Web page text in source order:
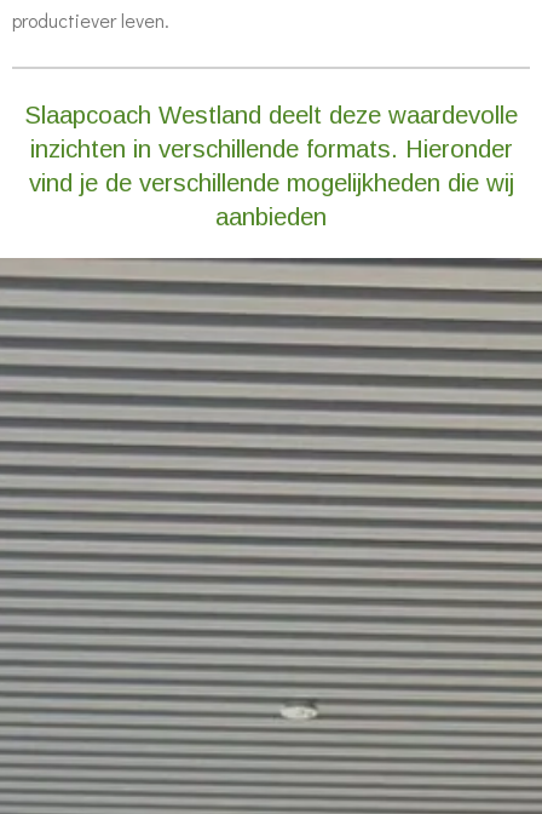
productiever leven.
Slaapcoach Westland deelt deze waardevolle
inzichten in verschillende formats. Hieronder
vind je de verschillende mogelijkheden die wij
aanbieden